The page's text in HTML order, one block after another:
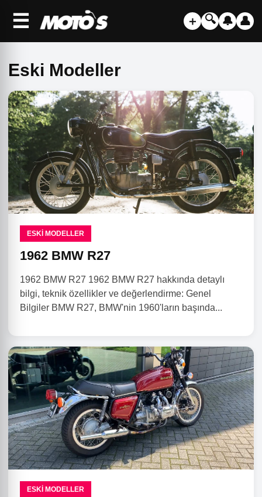
☰ ＋ 🔍 🔔 👤
Eski Modeller
ESKI MODELLER
1962 BMW R27
1962 BMW R27 1962 BMW R27 hakkında detaylı
bilgi, teknik özellikler ve değerlendirme: Genel
Bilgiler BMW R27, BMW'nin 1960'ların başında...
ESKI MODELLER